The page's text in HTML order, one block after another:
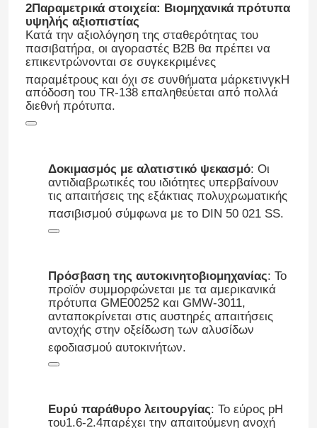
Αρχική
Βίντεο
2Παραμετρικά στοιχεία: Βιομηχανικά πρότυπα
υψηλής αξιοπιστίας
Κατά την αξιολόγηση της σταθερότητας του
πασιβατήρα, οι αγοραστές B2B θα πρέπει να
επικεντρώνονται σε συγκεκριμένες
παραμέτρους και όχι σε συνθήματα μάρκετινγκΗ
απόδοση του TR-138 επαληθεύεται από πολλά
διεθνή πρότυπα.
Δοκιμασμός με αλατιστικό ψεκασμό: Οι
αντιδιαβρωτικές του ιδιότητες υπερβαίνουν
τις απαιτήσεις της εξάκτιας πολυχρωματικής
πασιβισμού σύμφωνα με το DIN 50 021 SS.
Πρόσβαση της αυτοκινητοβιομηχανίας: Το
προϊόν συμμορφώνεται με τα αμερικανικά
πρότυπα GME00252 και GMW-3011,
ανταποκρίνεται στις αυστηρές απαιτήσεις
αντοχής στην οξείδωση των αλυσίδων
εφοδιασμού αυτοκινήτων.
Ευρύ παράθυρο λειτουργίας: Το εύρος pH
του1.6-2.4παρέχει την απαιτούμενη ανοχή